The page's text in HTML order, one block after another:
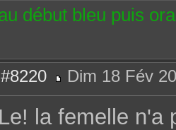
début bleu puis
#8220
e
s
a
Dim 18 Fév
Le! la femelle n'a